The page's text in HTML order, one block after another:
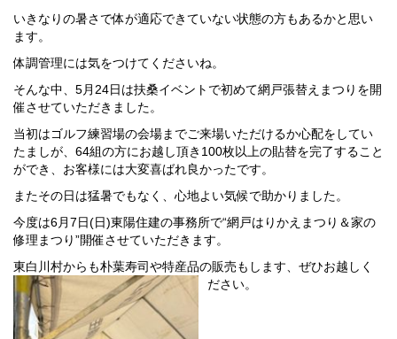
いきなりの暑さで体が適応できていない状態の方もあるかと思い
ます。
体調管理には気をつけてくださいね。
そんな中、5月24日は扶桑イベントで初めて網戸張替えまつりを開
催させていただきました。
当初はゴルフ練習場の会場までご来場いただけるか心配をしてい
たましが、64組の方にお越し頂き100枚以上の貼替を完了すること
ができ、お客様には大変喜ばれ良かったです。
またその日は猛暑でもなく、心地よい気候で助かりました。
今度は6月7日(日)東陽住建の事務所で“網戸はりかえまつり＆家の
修理まつり”開催させていただきます。
東白川村からも朴葉寿司や特産品の販売もします、ぜひお越しく
ださい。